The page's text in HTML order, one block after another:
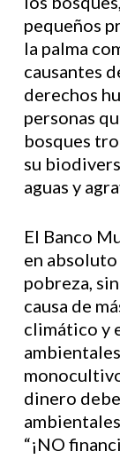
pequeños
la palma
causantes
derechos
personas
bosques
su
aguas y
El Banco
en
pobreza,
causa de
climático y
dinero
“¡NO